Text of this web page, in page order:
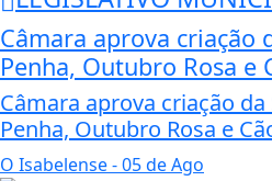
Câmara aprova criação
Penha, Outubro Rosa e
Câmara aprova criação
Penha, Outubro Rosa e
O Isabelense- 05 de Ago